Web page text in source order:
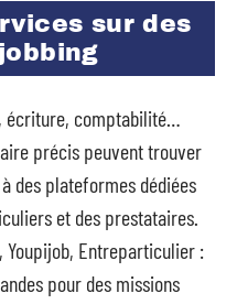
sur des
écriture, comptabilité…
précis peuvent trouver
des plateformes dédiées
et des prestataires.
Youpijob, Entreparticulier :
pour des missions